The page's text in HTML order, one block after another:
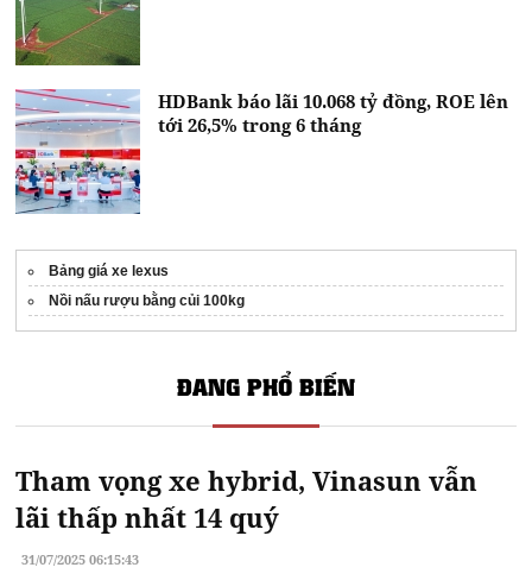
HDBank báo lãi 10.068 tỷ đồng, ROE lên
tới 26,5% trong 6 tháng
Bảng giá xe lexus
Nồi nấu rượu bằng củi 100kg
ĐANG PHỔ BIẾN
Tham vọng xe hybrid, Vinasun vẫn
lãi thấp nhất 14 quý
31/07/2025 06:15:43